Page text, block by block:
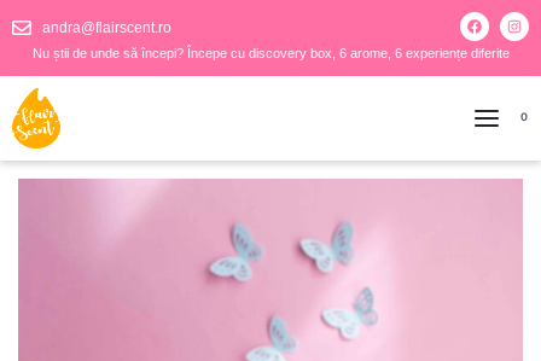
andra@flairscent.ro
Nu știi de unde să începi? Începe cu discovery box, 6 arome, 6 experiențe diferite
0